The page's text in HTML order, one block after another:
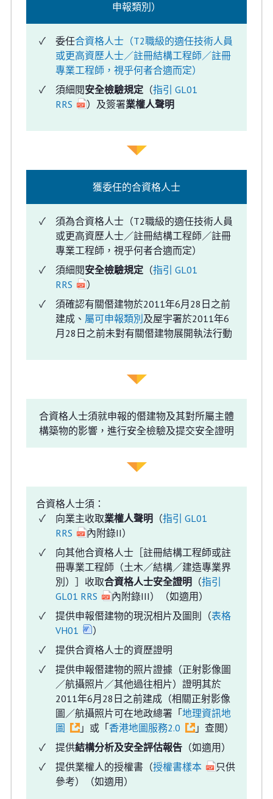
申報類別）
委任合資格人士（T2職級的適任技術人員
或更高資歷人士／註冊結構工程師／註冊
專業工程師，視乎何者合適而定）
須細閱安全檢驗規定（指引 GL01
RRS
）及簽署業權人聲明
獲委任的合資格人士
須為合資格人士（T2職級的適任技術人員
或更高資歷人士／註冊結構工程師／註冊
專業工程師，視乎何者合適而定）
須細閱安全檢驗規定（指引 GL01
RRS
）
須確認有關僭建物於2011年6月28日之前
建成、 屬可申報類別 及屋宇署於2011年6
月28日之前未對有關僭建物展開執法行動
合資格人士須就申報的僭建物及其對所屬主體
構築物的影響，進行安全檢驗及提交安全證明
合資格人士須：
向業主收取業權人聲明 （指引 GL01
RRS
內附錄II）
向其他合資格人士［註冊結構工程師或註
冊專業工程師（土木／結構／建造專業界
別）］收取合資格人士安全證明 （指引
GL01 RRS
內附錄III）（如適用）
提供申報僭建物的現況相片及圖則（表格
VH01
）
提供合資格人士的資歷證明
提供申報僭建物的照片證據（正射影像圖
／航攝照片／其他過往相片）證明其於
2011年6月28日之前建成（相關正射影像
圖／航攝照片可在地政總署「 地理資訊地
圖
」或「 香港地圖服務2.0
」查閲）
提供結構分析及安全評估報告（如適用）
提供業權人的授權書（授權書樣本
只供
參考）（如適用）